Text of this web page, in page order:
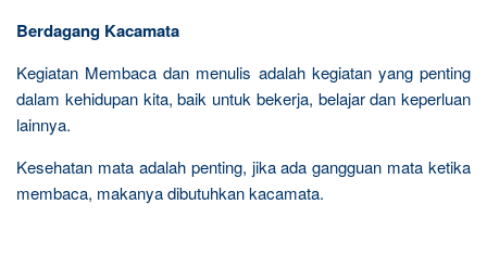
Berdagang Kacamata
Kegiatan Membaca dan menulis adalah kegiatan yang penting
dalam kehidupan kita, baik untuk bekerja, belajar dan keperluan
lainnya.
Kesehatan mata adalah penting, jika ada gangguan mata ketika
membaca, makanya dibutuhkan kacamata.